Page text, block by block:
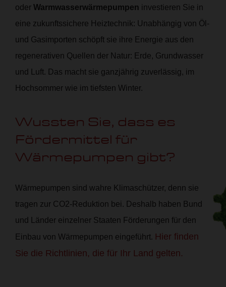
oder Warmwasserwärmepumpen investieren Sie in
eine zukunftssichere Heiztechnik: Unabhängig von Öl-
und Gasimporten schöpft sie ihre Energie aus den
regenerativen Quellen der Natur: Erde, Grundwasser
und Luft. Das macht sie ganzjährig zuverlässig, im
Hochsommer wie im tiefsten Winter.
Wussten Sie, dass es
Fördermittel für
Wärmepumpen gibt?
Wärmepumpen sind wahre Klimaschützer, denn sie
tragen zur CO2-Reduktion bei. Deshalb haben Bund
und Länder einzelner Staaten Förderungen für den
Einbau von Wärmepumpen eingeführt. Hier finden
Sie die Richtlinien, die für Ihr Land gelten.